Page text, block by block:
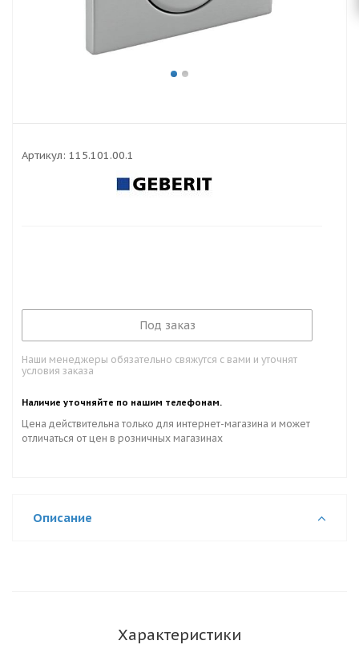
Артикул: 115.101.00.1
Под заказ
Наши менеджеры обязательно свяжутся с вами и уточнят
условия заказа
Наличие уточняйте по нашим телефонам.
Цена действительна только для интернет-магазина и может
отличаться от цен в розничных магазинах
Описание
Характеристики